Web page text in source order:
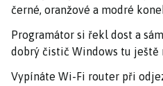
černé, oranžové a modré
Programátor si řekl dost a
dobrý čistič Windows tu ještě
Vypínáte Wi-Fi router při